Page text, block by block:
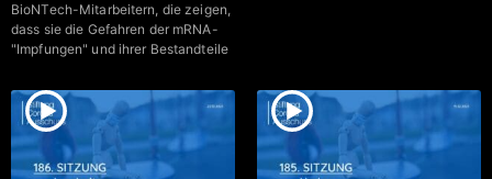
BioNTech-Mitarbeitern, die zeigen,
dass sie die Gefahren der mRNA-
"Impfungen" und ihrer Bestandteile